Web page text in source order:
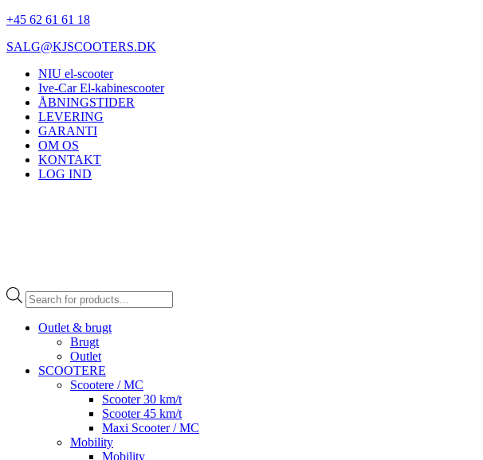
+45 62 61 61 18
SALG@KJSCOOTERS.DK
NIU el-scooter
Ive-Car El-kabinescooter
ÅBNINGSTIDER
LEVERING
GARANTI
OM OS
KONTAKT
LOG IND
Products
search
Outlet & brugt
Brugt
Outlet
SCOOTERE
Scootere / MC
Scooter 30 km/t
Scooter 45 km/t
Maxi Scooter / MC
Mobility
Mobility